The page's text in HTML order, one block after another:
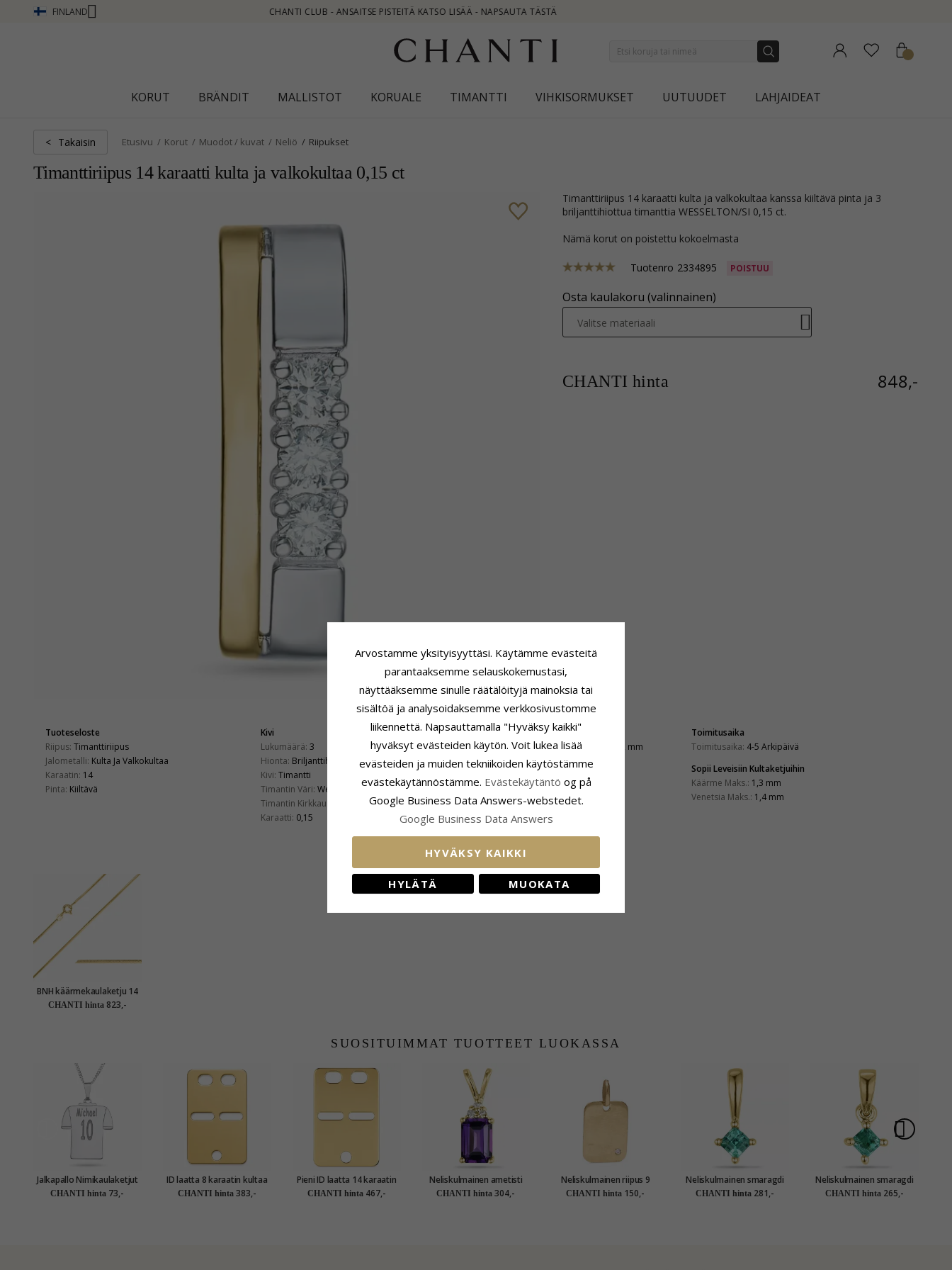
FINLAND
CLUB - ANSAITSE PISTEITÄ KATSO LISÄÄ - NAPSAUTA TÄSTÄ
KORUT BRÄNDIT MALLISTOT KORUALE TIMANTTI VIHKISORMUKSET UUTUUDET LAHJAIDEAT
< Takaisin Etusivu Korut Muodot / kuvat Neliö Riipukset
Timanttiriipus 14 karaatti kulta ja valkokultaa 0,15 ct
timanttiriipus 14 karaatti kulta ja valkokultaa kanssa kiiltävä pinta ja 3
briljanttihiottua timanttia WESSELTON/SI 0,15 ct.
Nämä korut on poistettu kokoelmasta
Tuotenro 2334895 POISTUU
Osta kaulakoru (valinnainen)
Valitse materiaali
CHANTI hinta 848,-
Tuoteseloste
Riipus: Timanttiriipus
Jalometalli: Kulta Ja Valkokultaa
Karaatin: 14
Pinta: Kiiltävä
Kivi
Lukumäärä: 3
Hionta: Briljanttihiottu
Kivi: Timantti
Timantin Väri: Wesselton
Timantin Kirkkaus:
Karaatti: 0,15
Kiinnitys
Korkeus Riipuspidikkeen Kanssa:
16,2 mm
Leveys: 4,7 mm
Toimitusaika
Toimitusaika: 4-5 Arkipäivä
Sopii Leveisiin Kultaketjuihin
Käärme Maks.: 1,3 mm
Venetsia Maks.: 1,4 mm
ASIAKKAAT OSTAVAT MYÖS
BNH käärmekaulaketju 14
karaatin kultaa 42 cm x 1,0
CHANTI hinta 823,-
SUOSITUIMMAT TUOTTEET LUOKASSA
Jalkapallo Nimikaulaketjut
riipus hopea - My Letter
CHANTI hinta 73,-
ID laatta 8 karaatin kultaa
CHANTI hinta 383,-
Pieni ID laatta 14 karaatin
kultaa
CHANTI hinta 467,-
Neliskulmainen ametisti
timanttiriipus 9 karaatti
CHANTI hinta 304,-
Neliskulmainen riipus 9
karaatti kultaa 0,005 ct
CHANTI hinta 150,-
Neliskulmainen smaragdi
riipus 9 karaatti kultaa 0,13
CHANTI hinta 281,-
Neliskulmainen smaragdi
riipus 9 karaatti kultaa 0,13
CHANTI hinta 265,-
Arvostamme yksityisyyttäsi. Käytämme evästeitä
parantaaksemme selauskokemustasi,
näyttääksemme sinulle räätälöityjä mainoksia tai
sisältöä ja analysoidaksemme verkkosivustomme
liikennettä. Napsauttamalla "Hyväksy kaikki"
hyväksyt evästeiden käytön. Voit lukea lisää
evästeiden ja muiden tekniikoiden käytöstämme
evästekäytännöstämme. Evästekäytäntö og på
Google Business Data Answers-webstedet.
Google Business Data Answers
HYVÄKSY KAIKKI
HYLÄTÄ MUOKATA